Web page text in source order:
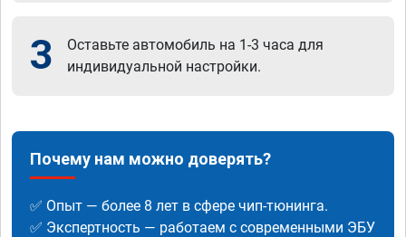
3
Оставьте автомобиль на 1-3 часа для
индивидуальной настройки.
Почему нам можно доверять?
✅ Опыт — более 8 лет в сфере чип-тюнинга.
✅ Экспертность — работаем с современными ЭБУ